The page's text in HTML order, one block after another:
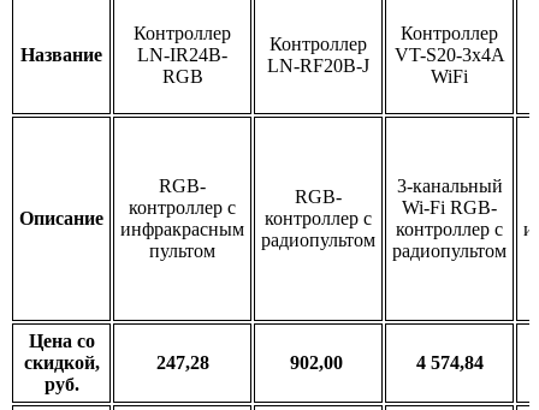
Название
Контроллер
LN-IR24B-
RGB
Контроллер
LN-RF20B-J
Контроллер
VT-S20-3x4A
WiFi
Описание
RGB-
контроллер с
инфракрасным
пультом
RGB-
контроллер с
радиопультом
3-канальный
Wi-Fi RGB-
контроллер с
радиопультом
Цена со
скидкой,
руб.
247,28 902,00 4 574,84